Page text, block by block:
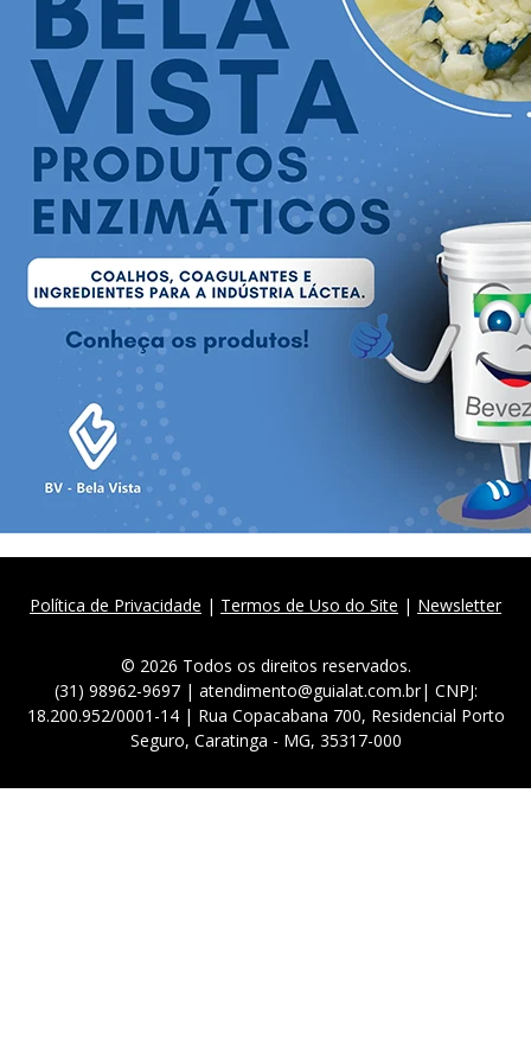
Política de Privacidade | Termos de Uso do Site | Newsletter
© 2026 Todos os direitos reservados.
(31) 98962-9697 | atendimento@guialat.com.br| CNPJ:
18.200.952/0001-14 | Rua Copacabana 700, Residencial Porto
Seguro, Caratinga - MG, 35317-000